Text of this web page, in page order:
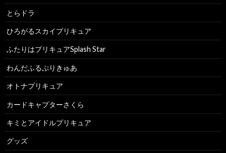
とらドラ
ひろがるスカイプリキュア
ふたりはプリキュアSplash Star
わんだふるぷりきゅあ
オトナプリキュア
カードキャプターさくら
キミとアイドルプリキュア
グッズ